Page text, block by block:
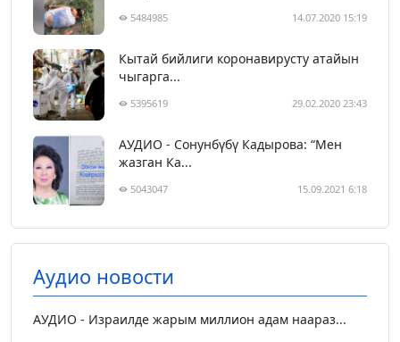
5484985 14.07.2020 15:19
Кытай бийлиги коронавирусту атайын
чыгарга...
5395619 29.02.2020 23:43
АУДИО - Сонунбүбү Кадырова: “Мен
жазган Ка...
5043047 15.09.2021 6:18
Аудио новости
АУДИО - Израилде жарым миллион адам наараз...